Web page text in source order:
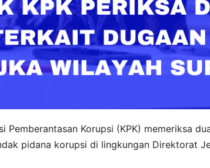
Pemberantasan Korupsi (KPK) memeriksa
pidana korupsi di lingkungan Direktorat